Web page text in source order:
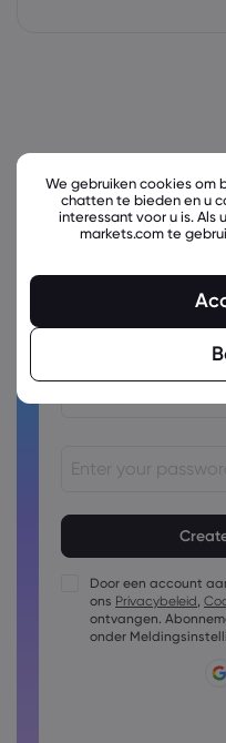
Ready to
Create an
Het wachtwoord moet
Het wachtwoord moet
Wachtwoord mag
+=:;&lt;&gt;{,[]?,.
Wachtwoord mag niet
Door een account
ons Privacybeleid,
ontvangen.
onder
We gebruiken cookies om
chatten te bieden en u
interessant voor u is. Als
markets.com te